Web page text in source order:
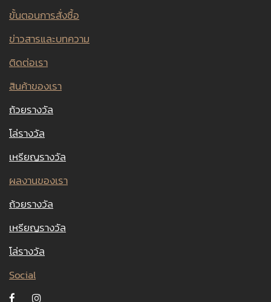
ขั้นตอนการสั่งซื้อ
ข่าวสารและบทความ
ติดต่อเรา
สินค้าของเรา
ถ้วยรางวัล
โล่รางวัล
เหรียญรางวัล
ผลงานของเรา
ถ้วยรางวัล
เหรียญรางวัล
โล่รางวัล
Social